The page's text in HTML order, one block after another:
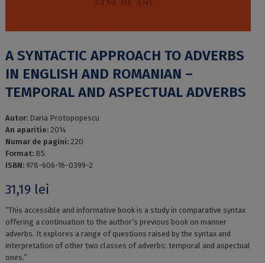
A SYNTACTIC APPROACH TO ADVERBS
IN ENGLISH AND ROMANIAN –
TEMPORAL AND ASPECTUAL ADVERBS
Autor: Daria Protopopescu
An aparitie: 2014
Numar de pagini: 220
Format: B5
ISBN: 978-606-16-0399-2
31,19 lei
“This accessible and informative book is a study in comparative syntax
offering a continuation to the author’s previous book on manner
adverbs. It explores a range of questions raised by the syntax and
interpretation of other two classes of adverbs: temporal and aspectual
ones.”